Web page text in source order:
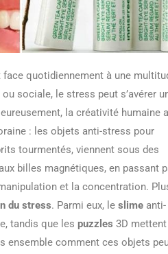
quotidiennement à une
sociale, le stress peut s’avérer
la créativité humaine a
: les objets anti-stress pour
tourmentés, viennent sous des
aux billes magnétiques, en passant
et la concentration.
du stress. Parmi eux, le slime anti-
tandis que les puzzles 3D
ensemble comment ces objets